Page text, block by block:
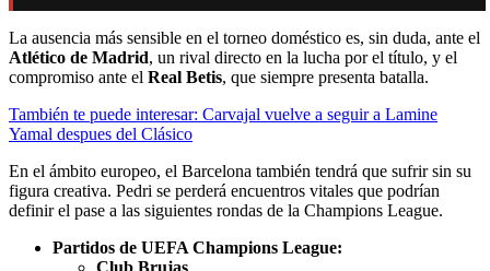
La ausencia más sensible en el torneo doméstico es, sin duda, ante el
Atlético de Madrid, un rival directo en la lucha por el título, y el
compromiso ante el Real Betis, que siempre presenta batalla.
También te puede interesar: Carvajal vuelve a seguir a Lamine
Yamal despues del Clásico
En el ámbito europeo, el Barcelona también tendrá que sufrir sin su
figura creativa. Pedri se perderá encuentros vitales que podrían
definir el pase a las siguientes rondas de la Champions League.
Partidos de UEFA Champions League:
Club Brujas